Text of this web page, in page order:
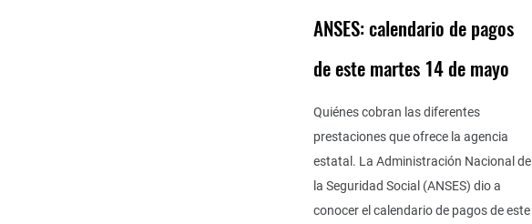
ANSES: calendario de pagos
de este martes 14 de mayo
Quiénes cobran las diferentes
prestaciones que ofrece la agencia
estatal. La Administración Nacional de
la Seguridad Social (ANSES) dio a
conocer el calendario de pagos de este